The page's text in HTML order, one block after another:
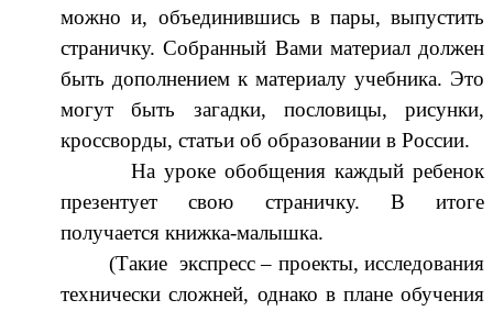
можно и, объединившись в пары, выпустить
страничку. Собранный Вами материал должен
быть дополнением к материалу учебника. Это
могут быть загадки, пословицы, рисунки,
кроссворды, статьи об образовании в России.
На уроке обобщения каждый ребенок
презентует свою страничку. В итоге
получается книжка-малышка.
(Такие экспресс – проекты, исследования
технически сложней, однако в плане обучения